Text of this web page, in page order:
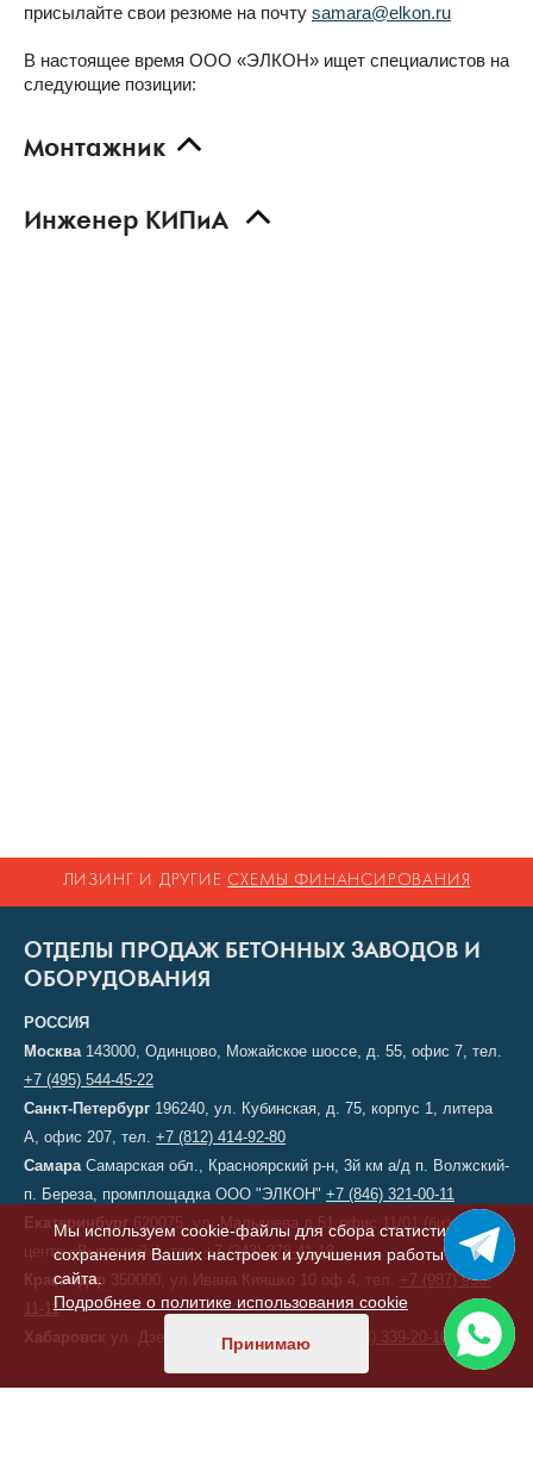
присылайте свои резюме на почту samara@elkon.ru
В настоящее время ООО «ЭЛКОН» ищет специалистов на
следующие позиции:
Монтажник
Инженер КИПиА
ЛИЗИНГ И ДРУГИЕ СХЕМЫ ФИНАНСИРОВАНИЯ
ОТДЕЛЫ ПРОДАЖ БЕТОННЫХ ЗАВОДОВ И
ОБОРУДОВАНИЯ
РОССИЯ
Москва143000, Одинцово, Можайское шоссе, д. 55, офис 7, тел.
+7 (495) 544-45-22
Санкт-Петербург 196240, ул. Кубинская, д. 75, корпус 1, литера
А, офис 207, тел. +7 (812) 414-92-80
СамараСамарская обл., Красноярский р-н, 3й км а/д п. Волжский-
п. Береза, промплощадка ООО "ЭЛКОН" +7 (846) 321-00-11
Екатеринбург 620075, ул. Малышева д.51 офис 11/01 (бизнес-
центр «Высоцкий»), тел. +7 (343) 378-41-18
Краснодар 350000, ул.Ивана Кияшко 10 оф 4, тел. +7 (987) 950-
11-11
Хабаровск ул. Дзержинского, д. 6, тел. +7 (914) 339-20-10
Мы используем cookie-файлы для сбора статистики,
сохранения Ваших настроек и улучшения работы
сайта.
Подробнее о политике использования cookie
Принимаю